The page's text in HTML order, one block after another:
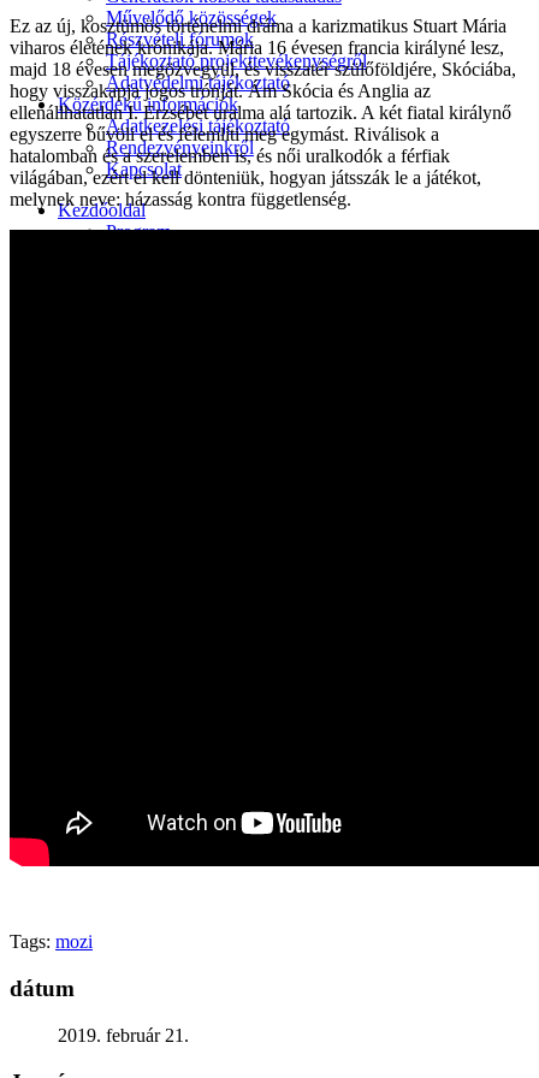
Művelődő közösségek
Részvételi fórumok
Tájékoztató projekttevékenységről
Adatvédelmi tájékoztató
Közérdekű információk
Adatkezelési tájékoztató
Rendezvényeinkről
Kapcsolat
Kezdőoldal
Program
Ez az új, kosztümös történelmi dráma a karizmatikus Stuart Mária
viharos életének krónikája. Mária 16 évesen francia királyné lesz,
majd 18 évesen megözvegyül, és visszatér szülőföldjére, Skóciába,
hogy visszakapja jogos trónját. Ám Skócia és Anglia az
ellenállhatatlan I. Erzsébet uralma alá tartozik. A két fiatal királynő
egyszerre bűvöli el és félemlíti meg egymást. Riválisok a
hatalomban és a szerelemben is, és női uralkodók a férfiak
világában, ezért el kell dönteniük, hogyan játsszák le a játékot,
melynek neve: házasság kontra függetlenség.
Tags: mozi
dátum
2019. február 21.